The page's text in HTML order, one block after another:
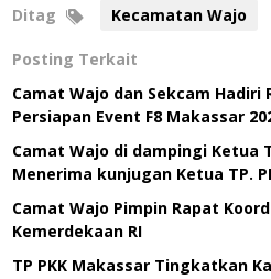
Ditag Kecamatan Wajo
Posting Terkait
Camat Wajo dan Sekcam Hadiri
Persiapan Event F8 Makassar
Camat Wajo di dampingi Ketua
Menerima kunjugan Ketua TP.
Camat Wajo Pimpin Rapat
Kemerdekaan RI
TP PKK Makassar Tingkatkan